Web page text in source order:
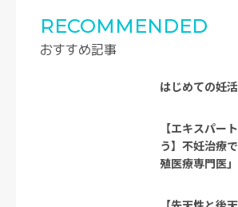
RECOMMENDED
おすすめ記事
はじめての妊
【エキスパー
う】不妊治療
殖医療専門医